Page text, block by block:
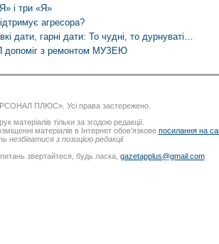
і три «Я»
агресора?
дати, гарні дати: То чудні, то дурнуваті…
допоміг з ремонтом МУЗЕЮ
ПЛЮС». Усі права застережено.
матеріалів тільки за згодою редакції.
матеріалів в Інтернет обов’язкове посилання на
незбігатися з позицією редакції
звертайтеся, будь ласка, gazetapplus@gmail.com